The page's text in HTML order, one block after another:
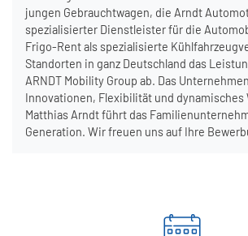
jungen Gebrauchtwagen, die Arndt
spezialisierter Dienstleister für die
Frigo-Rent als spezialisierte
Standorten in ganz Deutschland das
ARNDT Mobility Group ab. Das
Innovationen, Flexibilität und dynamisches
Matthias Arndt führt das
Generation. Wir freuen uns auf Ihre